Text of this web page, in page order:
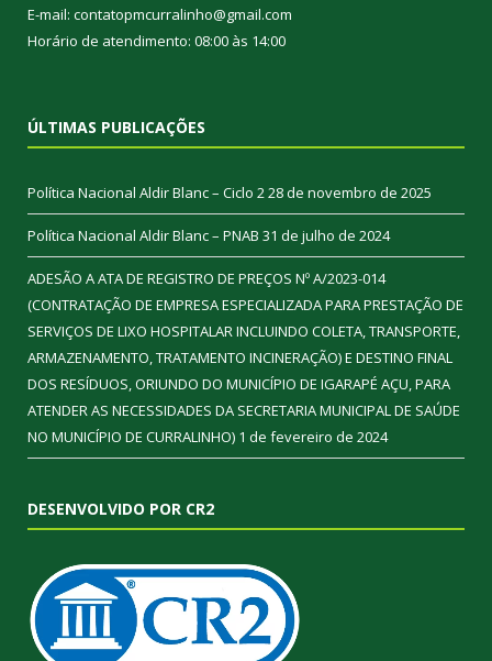
E-mail: contatopmcurralinho@gmail.com
Horário de atendimento: 08:00 às 14:00
ÚLTIMAS PUBLICAÇÕES
Política Nacional Aldir Blanc – Ciclo 228 de novembro de 2025
Política Nacional Aldir Blanc – PNAB 31 de julho de 2024
ADESÃO A ATA DE REGISTRO DE PREÇOS Nº A/2023-014
(CONTRATAÇÃO DE EMPRESA ESPECIALIZADA PARA PRESTAÇÃO DE
SERVIÇOS DE LIXO HOSPITALAR INCLUINDO COLETA, TRANSPORTE,
ARMAZENAMENTO, TRATAMENTO INCINERAÇÃO) E DESTINO FINAL
DOS RESÍDUOS, ORIUNDO DO MUNICÍPIO DE IGARAPÉ AÇU, PARA
ATENDER AS NECESSIDADES DA SECRETARIA MUNICIPAL DE SAÚDE
NO MUNICÍPIO DE CURRALINHO) 1 de fevereiro de 2024
DESENVOLVIDO POR CR2